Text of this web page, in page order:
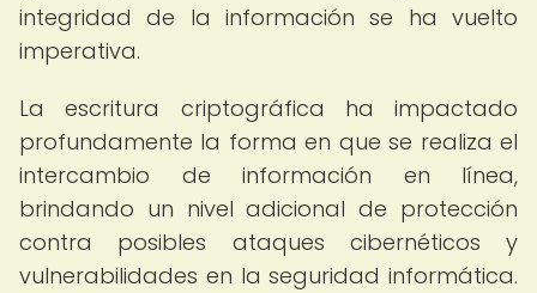
integridad de la información se ha vuelto
imperativa.
La escritura criptográfica ha impactado
profundamente la forma en que se realiza el
intercambio de información en línea,
brindando un nivel adicional de protección
contra posibles ataques cibernéticos y
vulnerabilidades en la seguridad informática.